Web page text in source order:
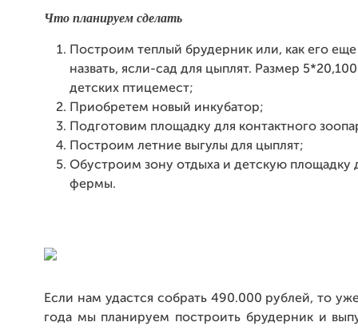
Что планируем сделать
Построим теплый брудерник или, как его
назвать, ясли-сад для цыплят. Размер
детских птицемест;
Приобретем новый инкубатор;
Подготовим площадку для контактного
Построим летние выгулы для цыплят;
Обустроим зону отдыха и детскую площадку
фермы.
Если нам удастся собрать 490.000 рублей, то
года мы планируем построить брудерник и